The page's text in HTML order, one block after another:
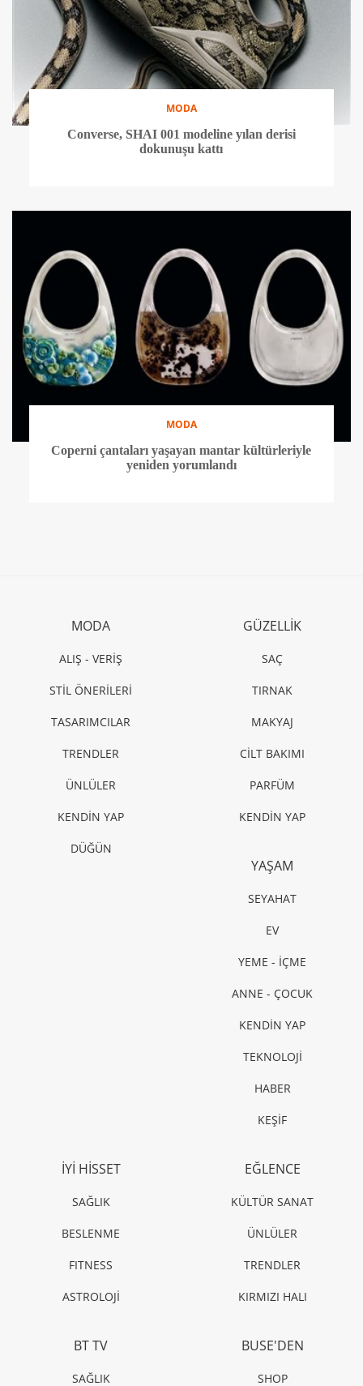
MODA
Converse, SHAI 001 modeline yılan derisi
dokunuşu kattı
MODA
Coperni çantaları yaşayan mantar kültürleriyle
yeniden yorumlandı
MODA
ALIŞ - VERİŞ
STİL ÖNERİLERİ
TASARIMCILAR
TRENDLER
ÜNLÜLER
KENDİN YAP
DÜĞÜN
GÜZELLİK
SAÇ
TIRNAK
MAKYAJ
CİLT BAKIMI
PARFÜM
KENDİN YAP
YAŞAM
SEYAHAT
EV
YEME - İÇME
ANNE - ÇOCUK
KENDİN YAP
TEKNOLOJİ
HABER
KEŞİF
İYİ HİSSET
SAĞLIK
BESLENME
FITNESS
ASTROLOJİ
EĞLENCE
KÜLTÜR SANAT
ÜNLÜLER
TRENDLER
KIRMIZI HALI
BT TV
SAĞLIK
BUSE'DEN
SHOP